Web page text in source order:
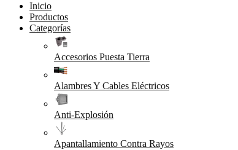
Inicio
Productos
Categorías
Accesorios Puesta Tierra
Alambres Y Cables Eléctricos
Anti-Explosión
Apantallamiento Contra Rayos